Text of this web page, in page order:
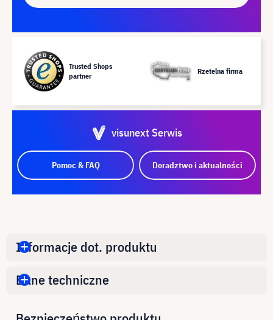
Trusted Shops
partner
Rzetelna firma
visunext Serwis
Pomoc & FAQ Doradztwo i aktualności
Informacje dot. produktu
Dane techniczne